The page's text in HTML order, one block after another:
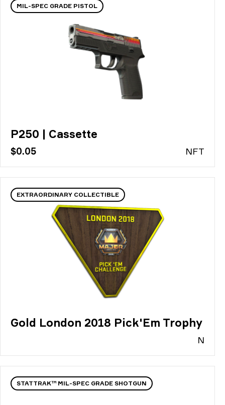
MIL-SPEC GRADE PISTOL
P250 | Cassette
$0.05 NFT
EXTRAORDINARY COLLECTIBLE
Gold London 2018 Pick'Em Trophy
N
STATTRAK™ MIL-SPEC GRADE SHOTGUN